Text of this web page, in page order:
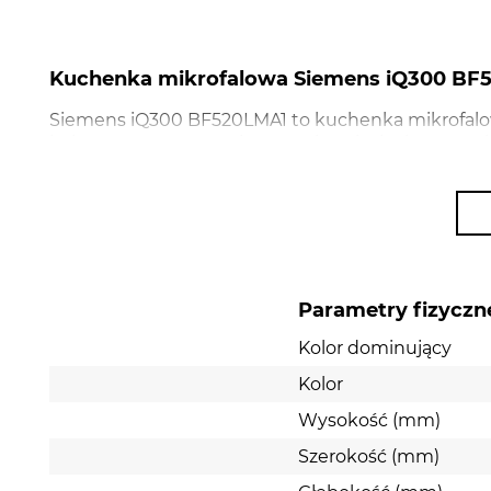
Kuchenka mikrofalowa Siemens iQ300
Siemens iQ300 BF520LMA1 to kuchenka
bezpieczeństwa. Sterowanie mechaniczne
Parametry
Kolor dominujący
Kolor
Wysokość (mm)
Szerokość (mm)